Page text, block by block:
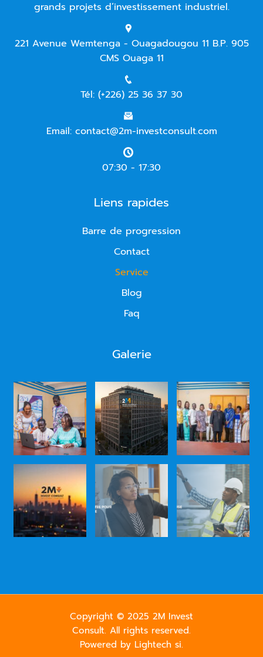
grands projets d’investissement industriel.
221 Avenue Wemtenga - Ouagadougou 11 B.P. 905
CMS Ouaga 11
Tél: (+226) 25 36 37 30
Email: contact@2m-investconsult.com
07:30 - 17:30
Liens rapides
Barre de progression
Contact
Service
Blog
Faq
Galerie
Copyright © 2025 2M Invest
Consult. All rights reserved.
Powered by Lightech si.